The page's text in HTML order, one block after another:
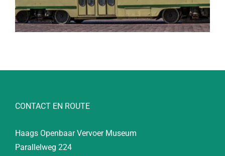
CONTACT EN ROUTE
Haags Openbaar Vervoer Museum
Parallelweg 224